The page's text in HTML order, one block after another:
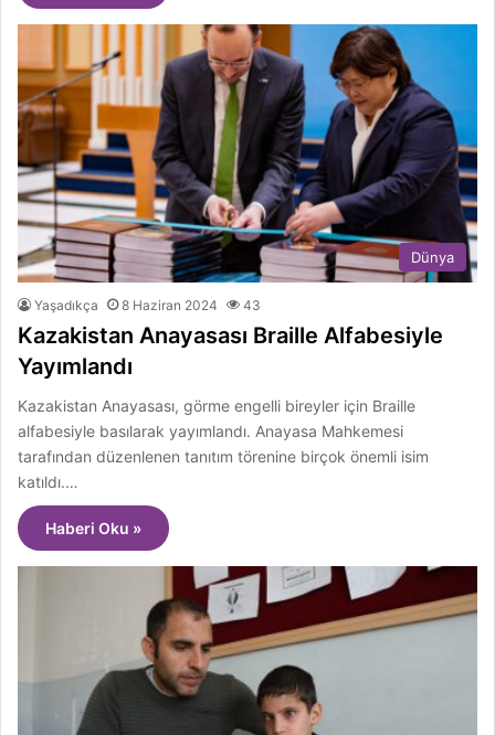
Dünya
Yaşadıkça 8 Haziran 2024 43
Kazakistan Anayasası Braille Alfabesiyle
Yayımlandı
Kazakistan Anayasası, görme engelli bireyler için Braille
alfabesiyle basılarak yayımlandı. Anayasa Mahkemesi
tarafından düzenlenen tanıtım törenine birçok önemli isim
katıldı.…
Haberi Oku »